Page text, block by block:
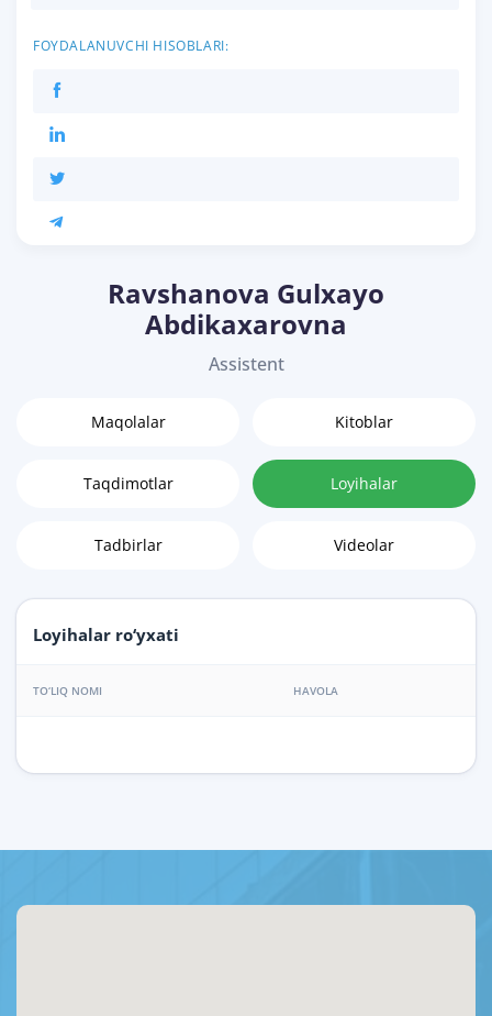
FOYDALANUVCHI HISOBLARI:
Ravshanova Gulxayo
Abdikaxarovna
Assistent
Maqolalar Kitoblar
Taqdimotlar Loyihalar
Tadbirlar Videolar
Loyihalar ro‘yxati
TO‘LIQ NOMI HAVOLA